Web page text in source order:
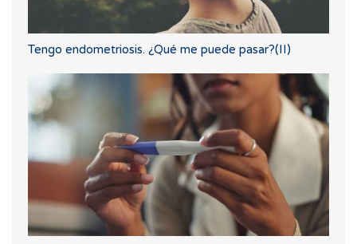
Tengo endometriosis. ¿Qué me puede pasar?(II)